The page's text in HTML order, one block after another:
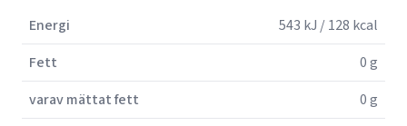
Energi
543 kJ / 128 kcal
Fett
0 g
varav mättat fett
0 g